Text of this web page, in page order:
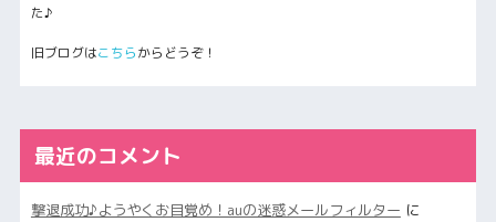
た♪
旧ブログはこちらからどうぞ！
最近のコメント
撃退成功♪ようやくお目覚め！auの迷惑メールフィルター に